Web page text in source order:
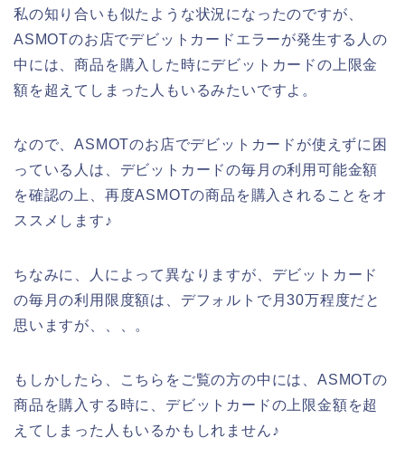
私の知り合いも似たような状況になったのですが、
ASMOTのお店でデビットカードエラーが発生する人の
中には、商品を購入した時にデビットカードの上限金
額を超えてしまった人もいるみたいですよ。
なので、ASMOTのお店でデビットカードが使えずに困
っている人は、デビットカードの毎月の利用可能金額
を確認の上、再度ASMOTの商品を購入されることをオ
ススメします♪
ちなみに、人によって異なりますが、デビットカード
の毎月の利用限度額は、デフォルトで月30万程度だと
思いますが、、、。
もしかしたら、こちらをご覧の方の中には、ASMOTの
商品を購入する時に、デビットカードの上限金額を超
えてしまった人もいるかもしれません♪